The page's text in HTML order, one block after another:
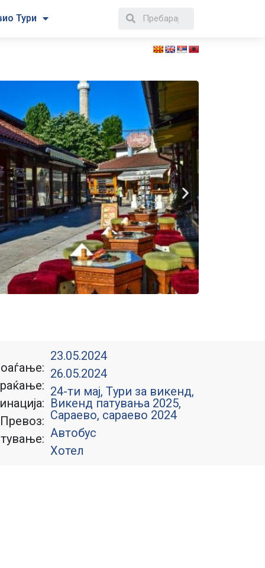
Тури
Превоз:
23.05.2024
26.05.2024
24-ти мај,Tури за викенд,
Викенд патувања 2025,
Сараево, сараево 2024
Автобус
Хотел